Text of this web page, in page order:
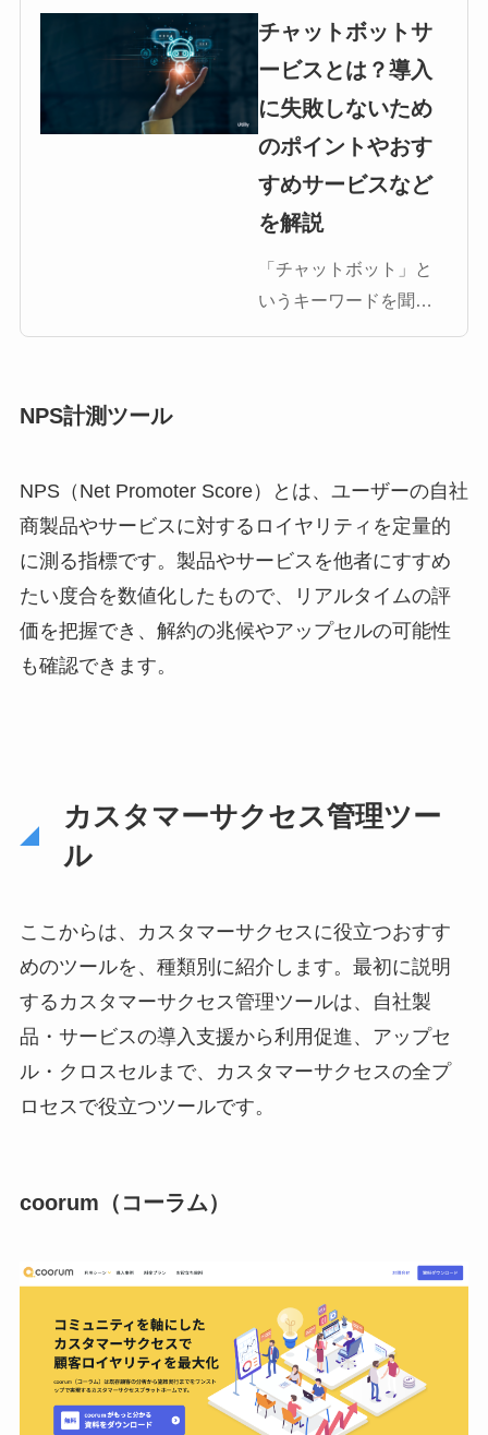
チャットボットサ
ービスとは？導入
に失敗しないため
のポイントやおす
すめサービスなど
を解説
「チャットボット」と
いうキーワードを聞い
たことがありますでし
テクノロジー造語で
す。コミュニケーショ
ンをとれるソフトウェ
アロボットとして、 […]
NPS計測ツール
NPS（Net Promoter Score）とは、ユーザーの自社
商製品やサービスに対するロイヤリティを定量的
に測る指標です。製品やサービスを他者にすすめ
たい度合を数値化したもので、リアルタイムの評
価を把握でき、解約の兆候やアップセルの可能性
も確認できます。
カスタマーサクセス管理ツー
ル
ここからは、カスタマーサクセスに役立つおすす
めのツールを、種類別に紹介します。最初に説明
するカスタマーサクセス管理ツールは、自社製
品・サービスの導入支援から利用促進、アップセ
ル・クロスセルまで、カスタマーサクセスの全プ
ロセスで役立つツールです。
coorum（コーラム）